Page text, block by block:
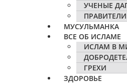
УЧЕНЫЕ
ПРАВИТЕЛИ
МУСУЛЬМАНКА
ВСЕ ОБ ИСЛАМЕ
ИСЛАМ В
ГРЕХИ
ЗДОРОВЬЕ